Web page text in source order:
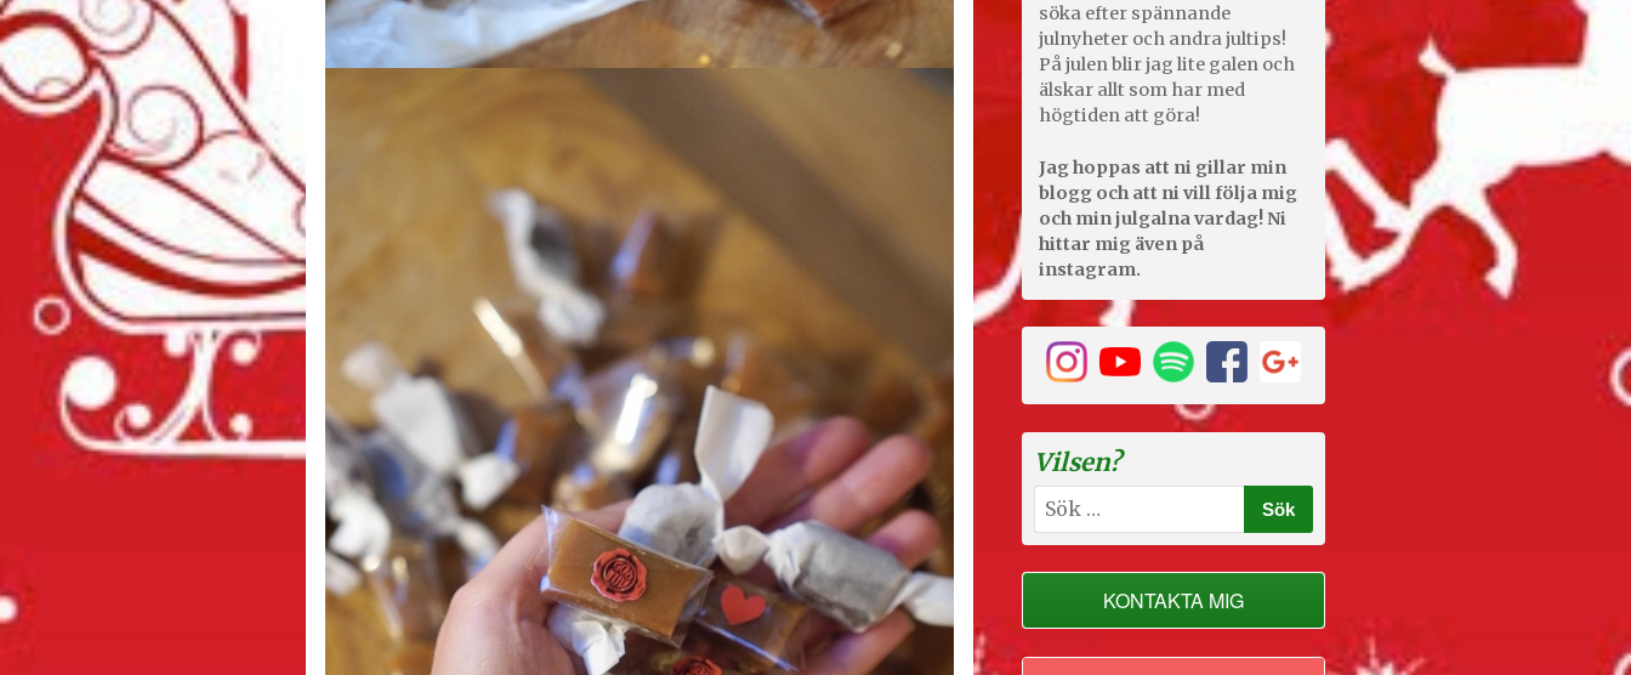
söka efter spännande
julnyheter och andra jultips!
På julen blir jag lite galen och
älskar allt som har med
högtiden att göra!
Jag hoppas att ni gillar min
blogg och att ni vill följa mig
och min julgalna vardag! Ni
hittar mig även på
instagram.
Vilsen?
Sök
efter:
KONTAKTA MIG